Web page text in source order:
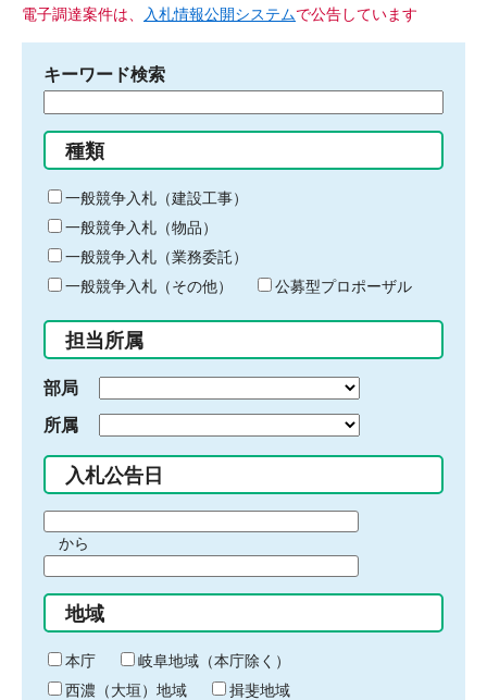
電子調達案件は、 入札情報公開システムで公告しています
キーワード検索
る
キ
ー
ワ
ー
ド
入
力
種類
一般競争入札（建設工事）
一般競争入札（物品）
一般競争入札（業務委託）
一般競争入札（その他）
公募型プロポーザル
担当所属
部局
所属
入札公告日
間
始
り
から
間
終
わ
り
地域
本庁
岐阜地域（本庁除く）
西濃（大垣）地域
揖斐地域